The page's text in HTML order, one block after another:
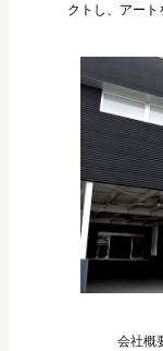
クトし、アート
会社概